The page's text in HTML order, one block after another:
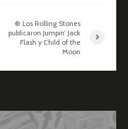
® Los Rolling Stones
publicaron Jumpin’ Jack
Flash y Child of the
Moon